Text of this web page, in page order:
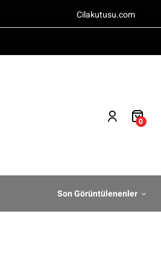
Cilakutusu.com
0
Son Görüntülenenler